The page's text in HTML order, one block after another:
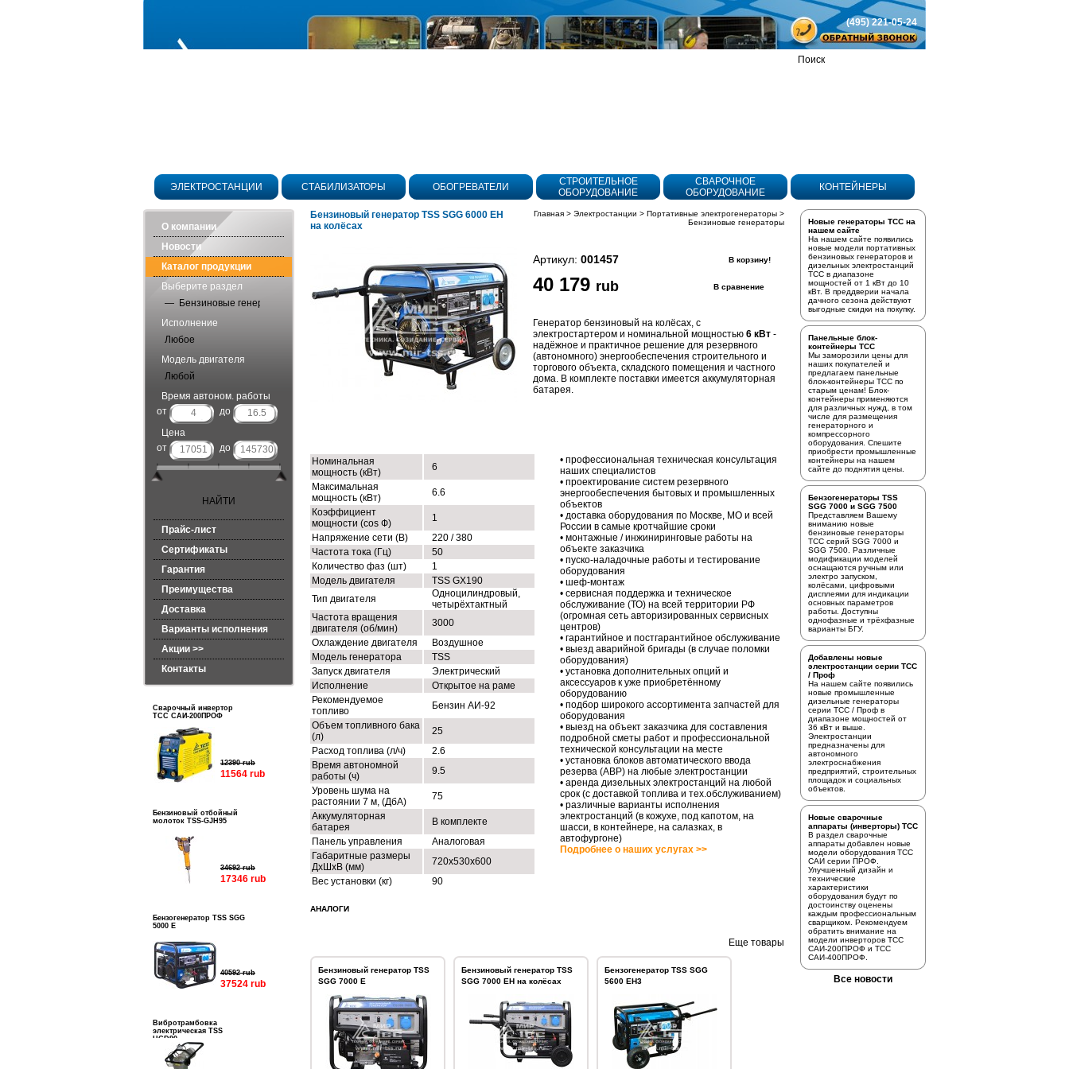
(495) 221-05-24
ЭЛЕКТРОСТАНЦИИ СТАБИЛИЗАТОРЫ ОБОГРЕВАТЕЛИ
СТРОИТЕЛЬНОЕ
ОБОРУДОВАНИЕ
СВАРОЧНОЕ
ОБОРУДОВАНИЕ
КОНТЕЙНЕРЫ
О компании
Новости
Каталог продукции
Выберите раздел
— Бензиновые генераторы
Исполнение
Любое
Модель двигателя
Любой
Время автоном. работы
от
до
Цена
от
до
Прайс-лист
Сертификаты
Гарантия
Преимущества
Доставка
Варианты исполнения
Акции >>
Контакты
Сварочный инвертор
ТСС САИ-200ПРОФ
12390 rub
11564 rub
Бензиновый отбойный
молоток TSS-GJH95
34692 rub
17346 rub
Бензогенератор TSS SGG
5000 E
40592 rub
37524 rub
Вибротрамбовка
электрическая TSS
HCD90
Бензиновый генератор TSS SGG 6000 EH
на колёсах
Главная > Электростанции > Портативные электрогенераторы >
Бензиновые генераторы
Артикул: 001457
40 179 rub
В корзину!
В сравнение
Генератор бензиновый на колёсах, с
электростартером и номинальной мощностью 6 кВт -
надёжное и практичное решение для резервного
(автономного) энергообеспечения строительного и
торгового объекта, складского помещения и частного
дома. В комплекте поставки имеется аккумуляторная
батарея.
Номинальная
мощность (кВт)
6
Максимальная
мощность (кВт)
6.6
Коэффициент
мощности (cos Ф)
1
Напряжение сети (В)
220 / 380
Частота тока (Гц)
50
Количество фаз (шт)
1
Модель двигателя
TSS GX190
Тип двигателя
Одноцилиндровый,
четырёхтактный
Частота вращения
двигателя (об/мин)
3000
Охлаждение двигателя
Воздушное
Модель генератора
TSS
Запуск двигателя
Электрический
Исполнение
Открытое на раме
Рекомендуемое
топливо
Бензин АИ-92
Объем топливного бака
(л)
25
Расход топлива (л/ч)
2.6
Время автономной
работы (ч)
9.5
Уровень шума на
растоянии 7 м, (ДбА)
75
Аккумуляторная
батарея
В комплекте
Панель управления
Аналоговая
Габаритные размеры
ДхШхВ (мм)
720х530х600
Вес установки (кг)
90
• профессиональная техническая консультация
наших специалистов
• проектирование систем резервного
энергообеспечения бытовых и промышленных
объектов
• доставка оборудования по Москве, МО и всей
России в самые кротчайшие сроки
• монтажные / инжиниринговые работы на
объекте заказчика
• пуско-наладочные работы и тестирование
оборудования
• шеф-монтаж
• сервисная поддержка и техническое
обслуживание (ТО) на всей территории РФ
(огромная сеть авторизированных сервисных
центров)
• гарантийное и постгарантийное обслуживание
• выезд аварийной бригады (в случае поломки
оборудования)
• установка дополнительных опций и
аксессуаров к уже приобретённому
оборудованию
• подбор широкого ассортимента запчастей для
оборудования
• выезд на объект заказчика для составления
подробной сметы работ и профессиональной
технической консультации на месте
• установка блоков автоматического ввода
резерва (АВР) на любые электростанции
• аренда дизельных электростанций на любой
срок (с доставкой топлива и тех.обслуживанием)
• различные варианты исполнения
электростанций (в кожухе, под капотом, на
шасси, в контейнере, на салазках, в
автофургоне)
Подробнее о наших услугах >>
АНАЛОГИ
Еще товары
Бензиновый генератор TSS
SGG 7000 E
Бензиновый генератор TSS
SGG 7000 EH на колёсах
Бензогенератор TSS SGG
5600 EH3
Новые генераторы ТСС на
нашем сайте
На нашем сайте появились
новые модели портативных
бензиновых генераторов и
дизельных электростанций
ТСС в диапазоне
мощностей от 1 кВт до 10
кВт. В преддверии начала
дачного сезона действуют
выгодные скидки на покупку.
Панельные блок-
контейнеры ТСС
Мы заморозили цены для
наших покупателей и
предлагаем панельные
блок-контейнеры ТСС по
старым ценам! Блок-
контейнеры применяются
для различных нужд, в том
числе для размещения
генераторного и
компрессорного
оборудования. Спешите
приобрести промышленные
контейнеры на нашем
сайте до поднятия цены.
Бензогенераторы TSS
SGG 7000 и SGG 7500
Представляем Вашему
вниманию новые
бензиновые генераторы
ТСС серий SGG 7000 и
SGG 7500. Различные
модификации моделей
оснащаются ручным или
электро запуском,
колёсами, цифровыми
дисплеями для индикации
основных параметров
работы. Доступны
однофазные и трёхфазные
варианты БГУ.
Добавлены новые
электростанции серии ТСС
/ Проф
На нашем сайте появились
новые промышленные
дизельные генераторы
серии ТСС / Проф в
диапазоне мощностей от
36 кВт и выше.
Электростанции
предназначены для
автономного
электроснабжения
предприятий, строительных
площадок и социальных
объектов.
Новые сварочные
аппараты (инверторы) ТСС
В раздел сварочные
аппараты добавлен новые
модели оборудования ТСС
САИ серии ПРОФ.
Улучшенный дизайн и
технические
характеристики
оборудования будут по
достоинству оценены
каждым профессиональным
сварщиком. Рекомендуем
обратить внимание на
модели инверторов ТСС
САИ-200ПРОФ и ТСС
САИ-400ПРОФ.
Все новости